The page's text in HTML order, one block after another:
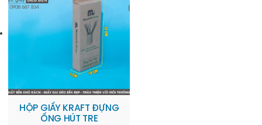
HỘP GIẤY KRAFT ĐỰNG
ỐNG HÚT TRE